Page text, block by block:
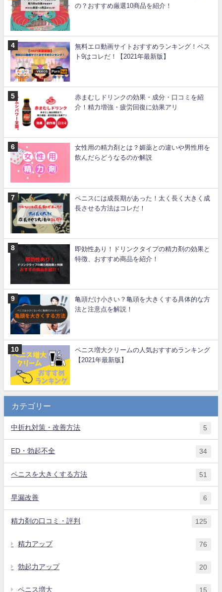
の？おすすめ厳選10商品を紹介！
無料エロ動画サイトおすすめランキング！ベス
ト9はコレだ！【2021年最新版】
赤まむしドリンクの効果・成分・口コミを紹
介！精力増強・疲労回復に効果アリ
女性用の精力剤とは？媚薬との違いや男性用を
飲んだらどうなるのか解説
ペニスには成長期があった！太く長く大きく成
長させる方法はコレだ！
即効性あり！ドリンクタイプの精力剤の効果と
特徴、おすすめ商品を紹介！
亀頭だけ小さい？亀頭を大きくする具体的な方
法と注意点を解説！
ペニス増大クリームの人気おすすめランキング
【2021年最新版】
カテゴリー
中折れ対策・改善方法 5
ED・勃起不全 34
ペニスを大きくする方法 51
早漏改善 6
精力剤の口コミ・評判 125
精力アップ 76
勃起力アップ 20
ペニス増大 15